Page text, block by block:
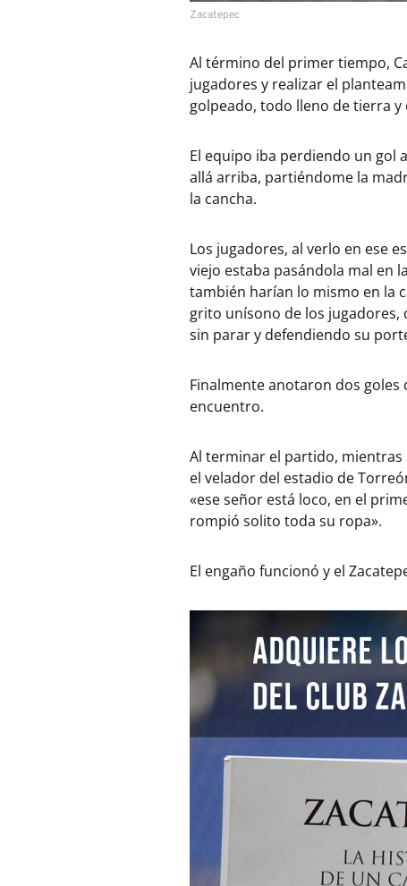
Zacatepec
Al término del primer tiempo,
jugadores y realizar el
golpeado, todo lleno de tierra
El equipo iba perdiendo un gol
allá arriba, partiéndome la
la cancha.
Los jugadores, al verlo en ese
viejo estaba pasándola mal en
también harían lo mismo en la
grito unísono de los
sin parar y defendiendo su
Finalmente anotaron dos
encuentro.
Al terminar el partido, mientras
el velador del estadio de
«ese señor está loco, en el
rompió solito toda su ropa».
El engaño funcionó y el